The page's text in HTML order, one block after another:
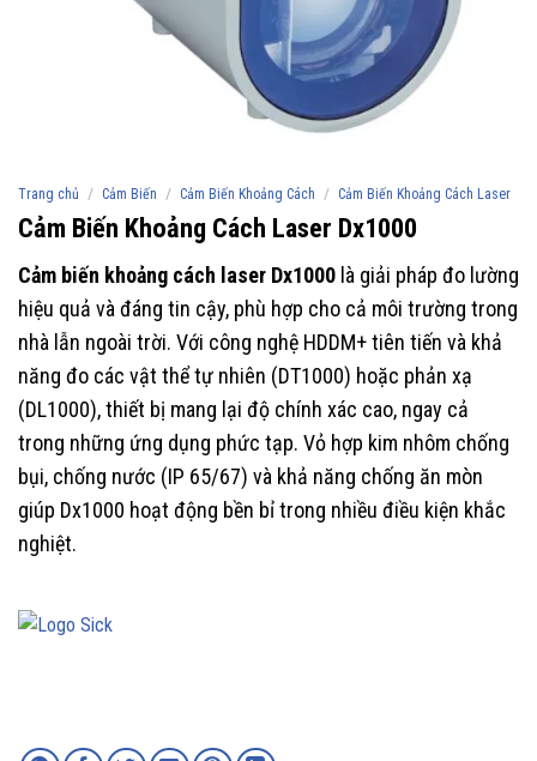
Trang chủ / Cảm Biến / Cảm Biến Khoảng Cách / Cảm Biến Khoảng Cách Laser
Cảm Biến Khoảng Cách Laser Dx1000
Cảm biến khoảng cách laser Dx1000 là giải pháp đo lường
hiệu quả và đáng tin cậy, phù hợp cho cả môi trường trong
nhà lẫn ngoài trời. Với công nghệ HDDM+ tiên tiến và khả
năng đo các vật thể tự nhiên (DT1000) hoặc phản xạ
(DL1000), thiết bị mang lại độ chính xác cao, ngay cả
trong những ứng dụng phức tạp. Vỏ hợp kim nhôm chống
bụi, chống nước (IP 65/67) và khả năng chống ăn mòn
giúp Dx1000 hoạt động bền bỉ trong nhiều điều kiện khắc
nghiệt.